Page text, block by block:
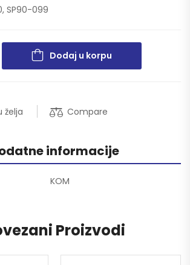
SP90-099
Dodaj u korpu
želja Compare
informacije
KOM
Proizvodi